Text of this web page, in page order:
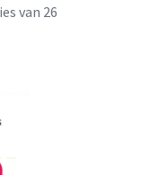
van 26